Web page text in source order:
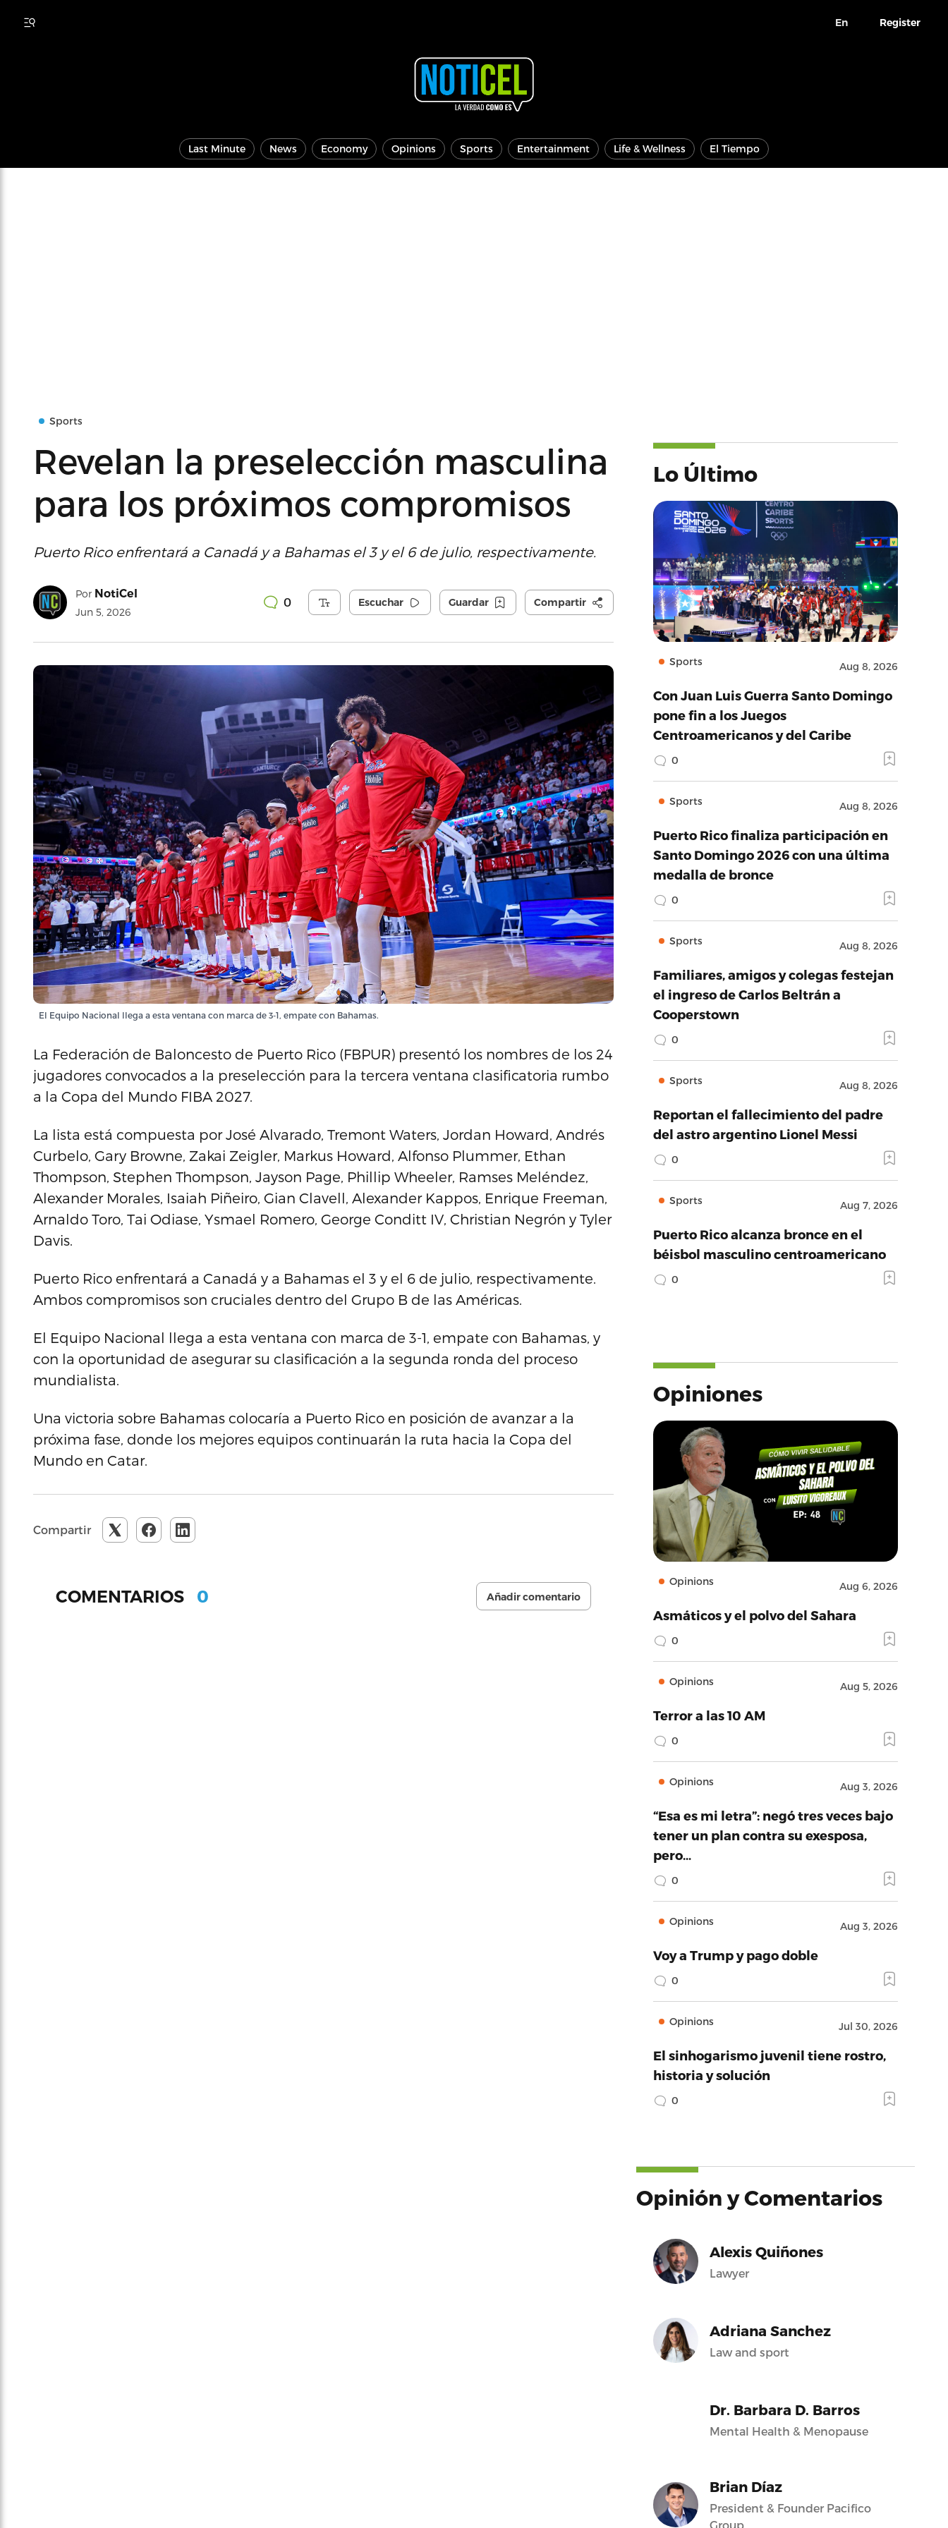
En Register
Last Minute News Economy Opinions Sports Entertainment Life & Wellness El Tiempo
Sports
Revelan la preselección masculina
para los próximos compromisos
Puerto Rico enfrentará a Canadá y a Bahamas el 3 y el 6 de julio, respectivamente.
Por NotiCel
Jun 5, 2026
0 Escuchar Guardar Compartir
El Equipo Nacional llega a esta ventana con marca de 3-1, empate con Bahamas.
La Federación de Baloncesto de Puerto Rico (FBPUR) presentó los nombres de los 24
jugadores convocados a la preselección para la tercera ventana clasificatoria rumbo
a la Copa del Mundo FIBA 2027.
La lista está compuesta por José Alvarado, Tremont Waters, Jordan Howard, Andrés
Curbelo, Gary Browne, Zakai Zeigler, Markus Howard, Alfonso Plummer, Ethan
Thompson, Stephen Thompson, Jayson Page, Phillip Wheeler, Ramses Meléndez,
Alexander Morales, Isaiah Piñeiro, Gian Clavell, Alexander Kappos, Enrique Freeman,
Arnaldo Toro, Tai Odiase, Ysmael Romero, George Conditt IV, Christian Negrón y Tyler
Davis.
Puerto Rico enfrentará a Canadá y a Bahamas el 3 y el 6 de julio, respectivamente.
Ambos compromisos son cruciales dentro del Grupo B de las Américas.
El Equipo Nacional llega a esta ventana con marca de 3-1, empate con Bahamas, y
con la oportunidad de asegurar su clasificación a la segunda ronda del proceso
mundialista.
Una victoria sobre Bahamas colocaría a Puerto Rico en posición de avanzar a la
próxima fase, donde los mejores equipos continuarán la ruta hacia la Copa del
Mundo en Catar.
Compartir
COMENTARIOS 0 Añadir comentario
Lo Último
Sports Aug 8, 2026
Con Juan Luis Guerra Santo Domingo
pone fin a los Juegos
Centroamericanos y del Caribe
0
Sports Aug 8, 2026
Puerto Rico finaliza participación en
Santo Domingo 2026 con una última
medalla de bronce
0
Sports Aug 8, 2026
Familiares, amigos y colegas festejan
el ingreso de Carlos Beltrán a
Cooperstown
0
Sports Aug 8, 2026
Reportan el fallecimiento del padre
del astro argentino Lionel Messi
0
Sports Aug 7, 2026
Puerto Rico alcanza bronce en el
béisbol masculino centroamericano
0
Opiniones
Opinions Aug 6, 2026
Asmáticos y el polvo del Sahara
0
Opinions Aug 5, 2026
Terror a las 10 AM
0
Opinions Aug 3, 2026
“Esa es mi letra”: negó tres veces bajo
tener un plan contra su exesposa,
pero…
0
Opinions Aug 3, 2026
Voy a Trump y pago doble
0
Opinions Jul 30, 2026
El sinhogarismo juvenil tiene rostro,
historia y solución
0
Opinión y Comentarios
Alexis Quiñones
Lawyer
Adriana Sanchez
Law and sport
Dr. Barbara D. Barros
Mental Health & Menopause
Brian Díaz
President & Founder Pacifico
Group